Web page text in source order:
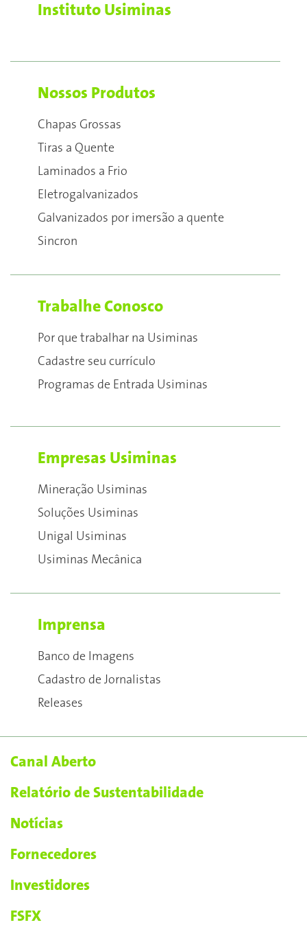
Instituto Usiminas
Nossos Produtos
Chapas Grossas
Tiras a Quente
Laminados a Frio
Eletrogalvanizados
Galvanizados por imersão a quente
Sincron
Trabalhe Conosco
Por que trabalhar na Usiminas
Cadastre seu currículo
Programas de Entrada Usiminas
Empresas Usiminas
Mineração Usiminas
Soluções Usiminas
Unigal Usiminas
Usiminas Mecânica
Imprensa
Banco de Imagens
Cadastro de Jornalistas
Releases
Canal Aberto
Relatório de Sustentabilidade
Notícias
Fornecedores
Investidores
FSFX